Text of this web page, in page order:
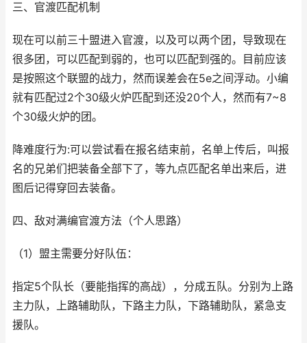
三、官渡匹配机制
现在可以前三十盟进入官渡，以及可以两个团，导致现在
很多团，可以匹配到弱的，也可以匹配到强的。目前应该
是按照这个联盟的战力，然而误差会在5e之间浮动。小编
就有匹配过2个30级火炉匹配到还没20个人，然而有7~8
个30级火炉的团。
降难度行为:可以尝试看在报名结束前，名单上传后，叫报
名的兄弟们把装备全部下了，等九点匹配名单出来后，进
图后记得穿回去装备。
四、敌对满编官渡方法（个人思路）
（1）盟主需要分好队伍：
指定5个队长（要能指挥的高战），分成五队。分别为上路
主力队，上路辅助队，下路主力队，下路辅助队，紧急支
援队。